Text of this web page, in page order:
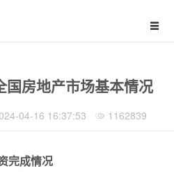
房地产市场基本情况
04-16 16:37:53 1162839
完成情况